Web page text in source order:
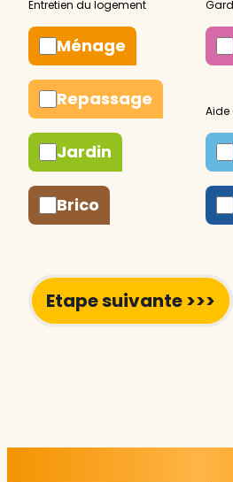
Ménage
Repassage
Jardin
Brico